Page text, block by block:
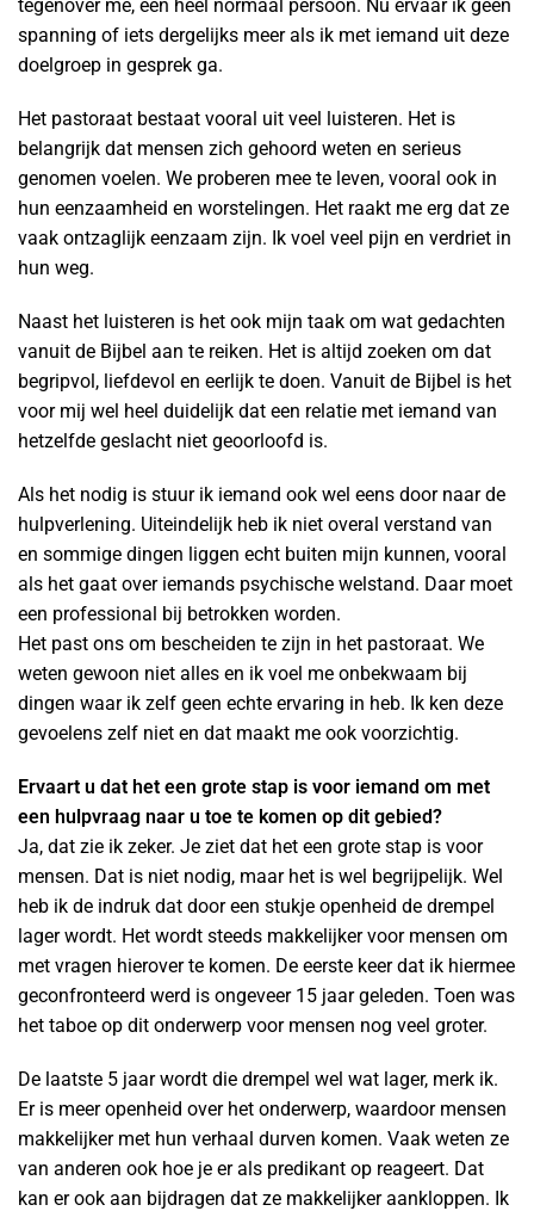
tegenover me, een heel normaal persoon. Nu ervaar ik geen
spanning of iets dergelijks meer als ik met iemand uit deze
doelgroep in gesprek ga.
Het pastoraat bestaat vooral uit veel luisteren. Het is
belangrijk dat mensen zich gehoord weten en serieus
genomen voelen. We proberen mee te leven, vooral ook in
hun eenzaamheid en worstelingen. Het raakt me erg dat ze
vaak ontzaglijk eenzaam zijn. Ik voel veel pijn en verdriet in
hun weg.
Naast het luisteren is het ook mijn taak om wat gedachten
vanuit de Bijbel aan te reiken. Het is altijd zoeken om dat
begripvol, liefdevol en eerlijk te doen. Vanuit de Bijbel is het
voor mij wel heel duidelijk dat een relatie met iemand van
hetzelfde geslacht niet geoorloofd is.
Als het nodig is stuur ik iemand ook wel eens door naar de
hulpverlening. Uiteindelijk heb ik niet overal verstand van
en sommige dingen liggen echt buiten mijn kunnen, vooral
als het gaat over iemands psychische welstand. Daar moet
een professional bij betrokken worden.
Het past ons om bescheiden te zijn in het pastoraat. We
weten gewoon niet alles en ik voel me onbekwaam bij
dingen waar ik zelf geen echte ervaring in heb. Ik ken deze
gevoelens zelf niet en dat maakt me ook voorzichtig.
Ervaart u dat het een grote stap is voor iemand om met
een hulpvraag naar u toe te komen op dit gebied?
Ja, dat zie ik zeker. Je ziet dat het een grote stap is voor
mensen. Dat is niet nodig, maar het is wel begrijpelijk. Wel
heb ik de indruk dat door een stukje openheid de drempel
lager wordt. Het wordt steeds makkelijker voor mensen om
met vragen hierover te komen. De eerste keer dat ik hiermee
geconfronteerd werd is ongeveer 15 jaar geleden. Toen was
het taboe op dit onderwerp voor mensen nog veel groter.
De laatste 5 jaar wordt die drempel wel wat lager, merk ik.
Er is meer openheid over het onderwerp, waardoor mensen
makkelijker met hun verhaal durven komen. Vaak weten ze
van anderen ook hoe je er als predikant op reageert. Dat
kan er ook aan bijdragen dat ze makkelijker aankloppen. Ik